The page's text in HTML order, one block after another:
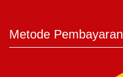
Metode Pembayaran